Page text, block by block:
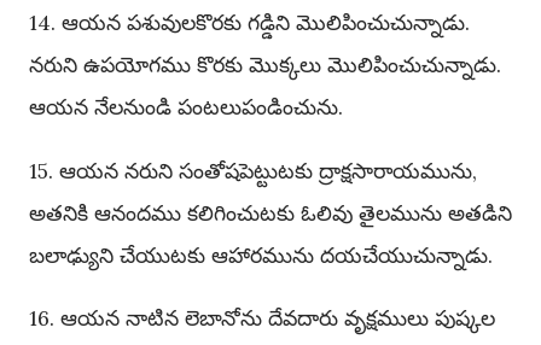
14. ఆయన పశువులకొరకు గడ్డిని మొలిపించుచున్నాడు.
నరుని ఉపయోగము కొరకు మొక్కలు మొలిపించుచున్నాడు.
ఆయన నేలనుండి పంటలుపండించును.
15. ఆయన నరుని సంతోషపెట్టుటకు ద్రాక్షసారాయమును,
అతనికి ఆనందము కలిగించుటకు ఓలివు తైలమును అతడిని
బలాఢ్యుని చేయుటకు ఆహారమును దయచేయుచున్నాడు.
16. ఆయన నాటిన లెబానోను దేవదారు వృక్షములు పుష్కల